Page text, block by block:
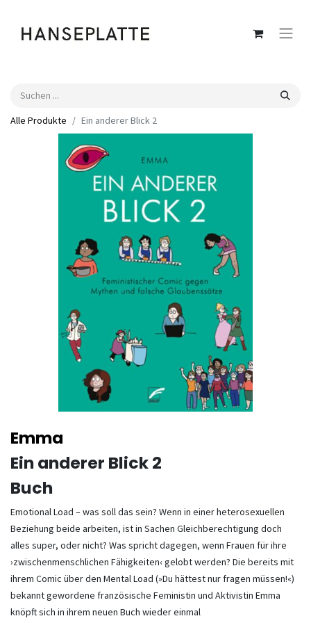
Alle Produkte Ein anderer Blick 2
Emma
Ein anderer Blick 2
Buch
Emotional Load – was soll das sein? Wenn in einer heterosexuellen
Beziehung beide arbeiten, ist in Sachen Gleichberechtigung doch
alles super, oder nicht? Was spricht dagegen, wenn Frauen für ihre
›zwischenmenschlichen Fähigkeiten‹ gelobt werden? Die bereits mit
ihrem Comic über den Mental Load (»Du hättest nur fragen müssen!«)
bekannt gewordene französische Feministin und Aktivistin Emma
knöpft sich in ihrem neuen Buch wieder einmal